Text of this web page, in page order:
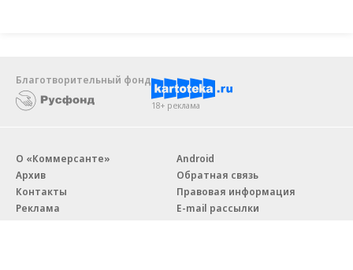
Благотворительный фонд
18+ реклама
О «Коммерсанте»
Архив
Контакты
Реклама
Android
Обратная связь
Правовая информация
E-mail рассылки